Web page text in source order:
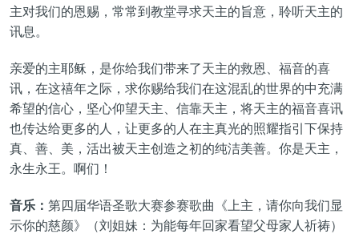
主对我们的恩赐，常常到教堂寻求天主的旨意，聆听天主的
讯息。
亲爱的主耶稣，是你给我们带来了天主的救恩、福音的喜
讯，在这禧年之际，求你赐给我们在这混乱的世界的中充满
希望的信心，坚心仰望天主、信靠天主，将天主的福音喜讯
也传达给更多的人，让更多的人在主真光的照耀指引下保持
真、善、美，活出被天主创造之初的纯洁美善。你是天主，
永生永王。啊们！
音乐： 第四届华语圣歌大赛参赛歌曲《上主，请你向我们显
示你的慈颜》（刘姐妹：为能每年回家看望父母家人祈祷）